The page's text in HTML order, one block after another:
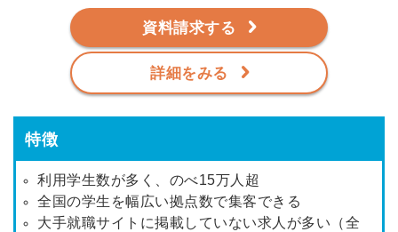
資料請求する
詳細をみる
特徴
利用学生数が多く、のべ15万人超
全国の学生を幅広い拠点数で集客できる
大手就職サイトに掲載していない求人が多い（全